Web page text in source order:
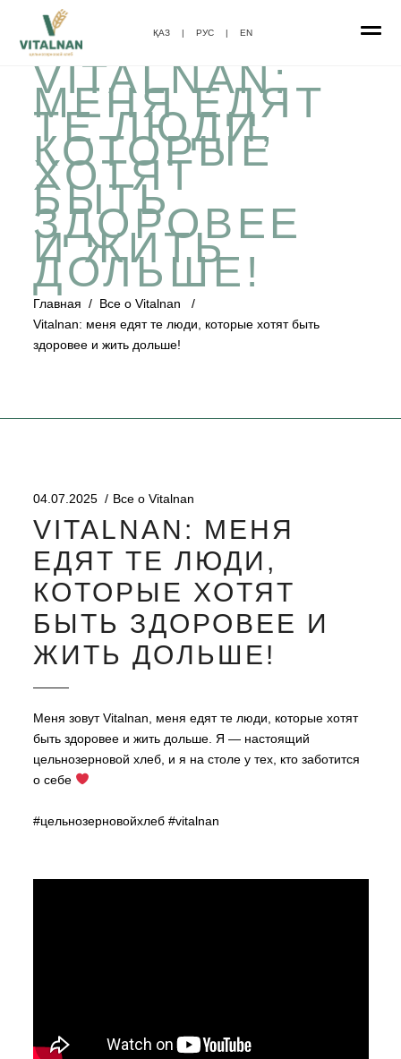
ҚАЗ | РУС | EN
VITALNAN:
МЕНЯ ЕДЯТ
ТЕ ЛЮДИ,
КОТОРЫЕ
ХОТЯТ
БЫТЬ
ЗДОРОВЕЕ
И ЖИТЬ
ДОЛЬШЕ!
Главная / Все о Vitalnan
/
Vitalnan: меня едят те люди, которые хотят быть
здоровее и жить дольше!
04.07.2025 Все о Vitalnan
VITALNAN: МЕНЯ
ЕДЯТ ТЕ ЛЮДИ,
КОТОРЫЕ ХОТЯТ
БЫТЬ ЗДОРОВЕЕ И
ЖИТЬ ДОЛЬШЕ!
Меня зовут Vitalnan, меня едят те люди, которые хотят
быть здоровее и жить дольше. Я — настоящий
цельнозерновой хлеб, и я на столе у тех, кто заботится
о себе
#цельнозерновойхлеб #vitalnan